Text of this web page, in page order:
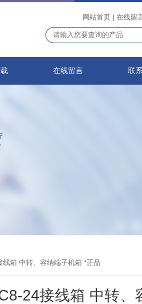
网站首页 | 在线留
在线留言 联
线箱 中转、容纳端子机箱 *正品
24接线箱 中转、